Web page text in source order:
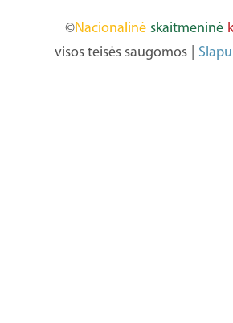
©Nacionalinė skaitmeninė
visos teisės saugomos